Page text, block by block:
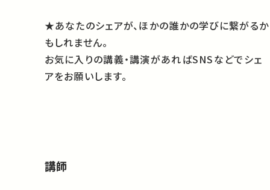
★あなたのシェアが、ほかの誰かの学びに繋がるか
もしれません。
お気に入りの講義・講演があればSNSなどでシェ
アをお願いします。
講師